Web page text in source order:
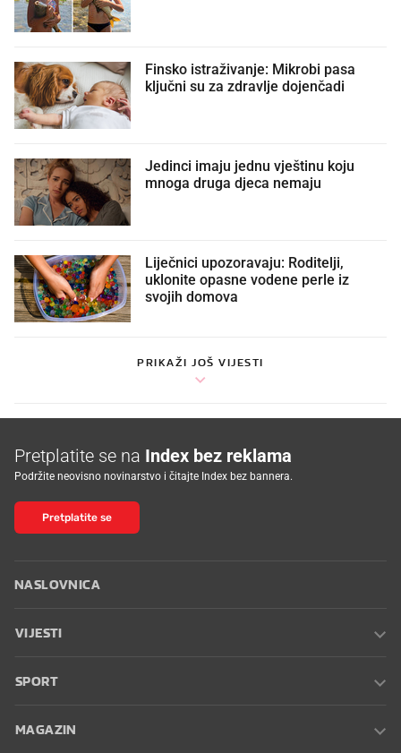
Finsko istraživanje: Mikrobi pasa
ključni su za zdravlje dojenčadi
Jedinci imaju jednu vještinu koju
mnoga druga djeca nemaju
Liječnici upozoravaju: Roditelji,
uklonite opasne vodene perle iz
svojih domova
PRIKAŽI JOŠ VIJESTI
Pretplatite se na Index bez reklama
Podržite neovisno novinarstvo i čitajte Index bez bannera.
Pretplatite se
NASLOVNICA
VIJESTI
SPORT
MAGAZIN